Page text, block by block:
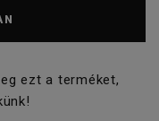
ezt a terméket,